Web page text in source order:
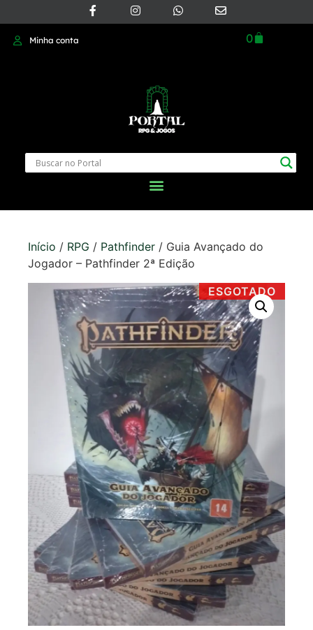
Minha conta 0
Início / RPG / Pathfinder / Guia Avançado do
Jogador – Pathfinder 2ª Edição
ESGOTADO